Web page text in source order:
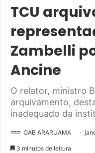
TCU
Zambelli
Ancine
O relator, ministro
arquivamento,
inadequado da
OAB ARARUAMA
3 minutos de leitura